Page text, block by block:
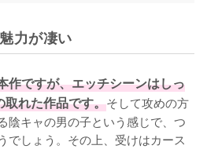
力が凄い
取れた作品です。そして攻めの方
陰キャの男の子という感じで、つ
でしょう。その上、受けはカース